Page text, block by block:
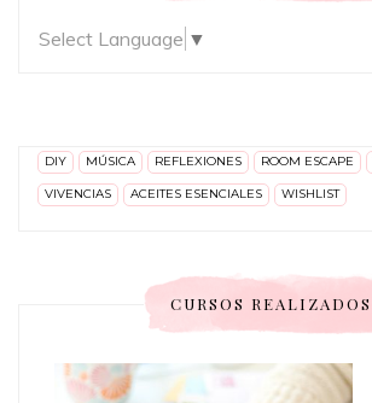
Select Language ▼
DIY MÚSICA REFLEXIONES ROOM ESCAPE
VIVENCIAS ACEITES ESENCIALES WISHLIST
CURSOS REALIZADOS